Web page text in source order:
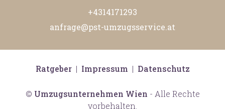
+4314171293
anfrage@pst-umzugsservice.at
© Umzugsunternehmen Wien - Alle Rechte
vorbehalten.
Ratgeber| Impressum | Datenschutz